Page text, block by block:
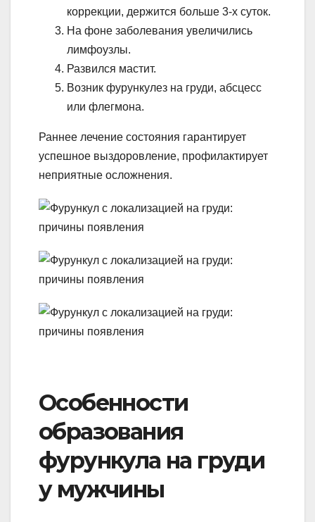
коррекции, держится больше 3-х суток.
На фоне заболевания увеличились
лимфоузлы.
Развился мастит.
Возник фурункулез на груди, абсцесс
или флегмона.
Раннее лечение состояния гарантирует
успешное выздоровление, профилактирует
неприятные осложнения.
Особенности
образования
фурункула на груди
у мужчины